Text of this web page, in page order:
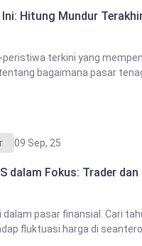
Hitung Mundur
terkini yang
bagaimana pasar
09 Sep, 25
dalam Fokus: Trader
pasar finansial. Cari
fluktuasi harga di